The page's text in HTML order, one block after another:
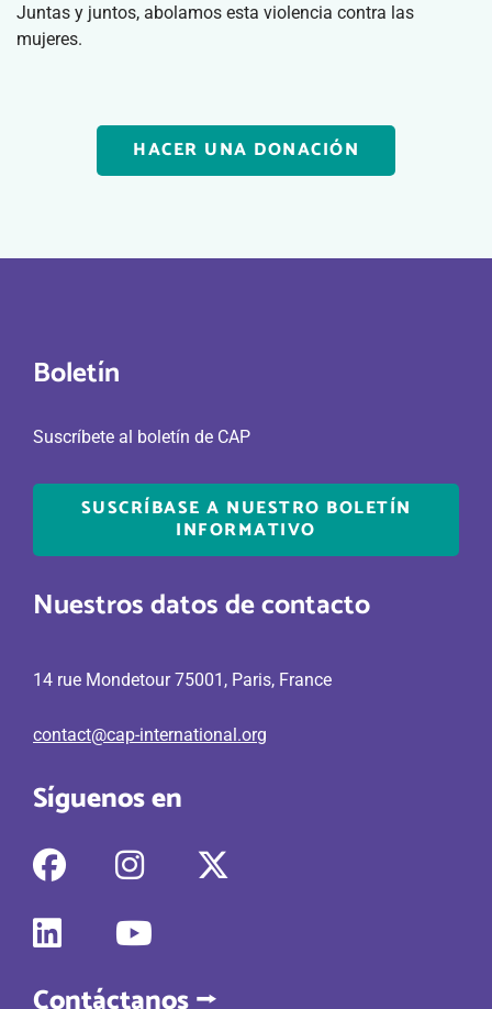
Juntas y juntos, abolamos esta violencia contra las
mujeres.
HACER UNA DONACIÓN
Nuestros datos de contacto
14 rue Mondetour 75001, Paris, France
contact@cap-international.org
Síguenos en
fab
fab
fa-
fab
Boletín
Suscríbete al boletín de CAP
SUSCRÍBASE A NUESTRO BOLETÍN
INFORMATIVO